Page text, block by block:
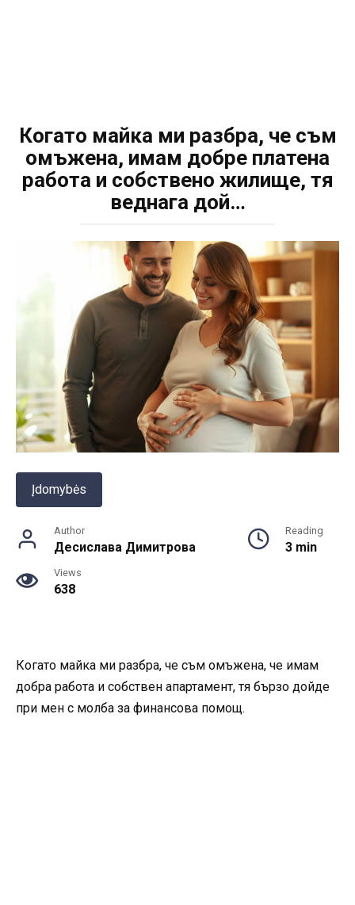
Когато майка ми разбра, че съм
омъжена, имам добре платена
работа и собствено жилище, тя
веднага дой…
Įdomybės
Author
Десислава Димитрова
Reading
3 min
Views
638
Когато майка ми разбра, че съм омъжена, че имам
добра работа и собствен апартамент, тя бързо дойде
при мен с молба за финансова помощ.